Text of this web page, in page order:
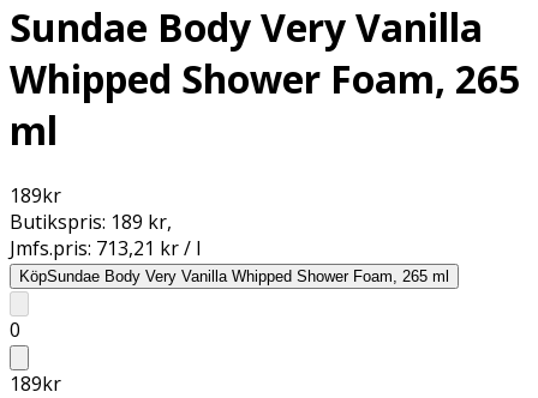
Sundae Body Very Vanilla
Whipped Shower Foam, 265
ml
189kr
Butikspris: 189 kr,
Jmfs.pris: 713,21 kr / l
KöpSundae Body Very Vanilla Whipped Shower Foam, 265 ml
0
189kr